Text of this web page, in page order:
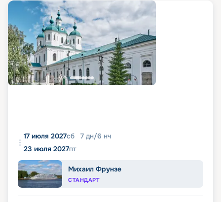
17 июля 2027сб 7 дн/6 нч
23 июля 2027пт
Михаил Фрунзе
СТАНДАРТ